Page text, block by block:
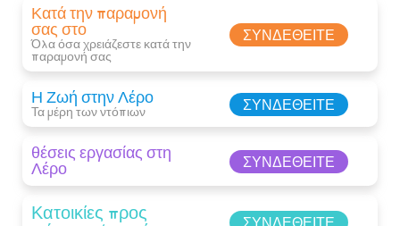
Κατά την παραμονή
σας στο
Όλα όσα χρειάζεστε κατά την
παραμονή σας​
ΣΥΝΔΕΘΕΊΤΕ
Η Ζωή στην Λέρο
Τα μέρη των ντόπιων ΣΥΝΔΕΘΕΊΤΕ
θέσεις εργασίας στη
Λέρο ΣΥΝΔΕΘΕΊΤΕ
Κατοικίες προς